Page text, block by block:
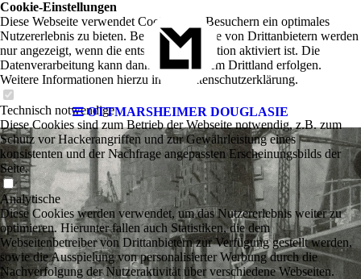
OTTMARSHEIMER DOUGLASIE
Cookie-Einstellungen
Diese Webseite verwendet Cookies, um Besuchern ein optimales
Nutzererlebnis zu bieten. Bestimmte Inhalte von Drittanbietern werden
nur angezeigt, wenn die entsprechende Option aktiviert ist. Die
Datenverarbeitung kann dann auch in einem Drittland erfolgen.
Weitere Informationen hierzu in der Datenschutzerklärung.
Technisch notwendige
Diese Cookies sind zum Betrieb der Webseite notwendig, z.B. zum
Schutz vor Hackerangriffen und zur Gewährleistung eines
konsistenten und der Nachfrage angepassten Erscheinungsbilds der
Seite.
Analytische
Diese Cookies werden verwendet, um das Nutzererlebnis weiter zu
optimieren. Hierunter fallen auch Statistiken, die dem
Webseitenbetreiber von Drittanbietern zur Verfügung gestellt werden,
sowie die Ausspielung von personalisierter Werbung durch die
Nachverfolgung der Nutzeraktivität über verschiedene Webseiten.